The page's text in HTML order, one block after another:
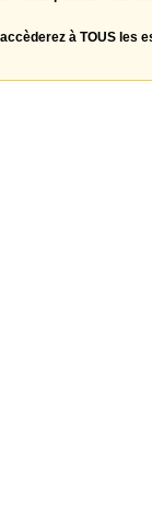
à TOUS les